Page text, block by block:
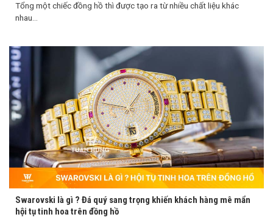
Tổng một chiếc đồng hồ thì được tạo ra từ nhiều chất liệu khác
nhau...
Swarovski là gì ? Đá quý sang trọng khiến khách hàng mê mẩn
hội tụ tinh hoa trên đồng hồ